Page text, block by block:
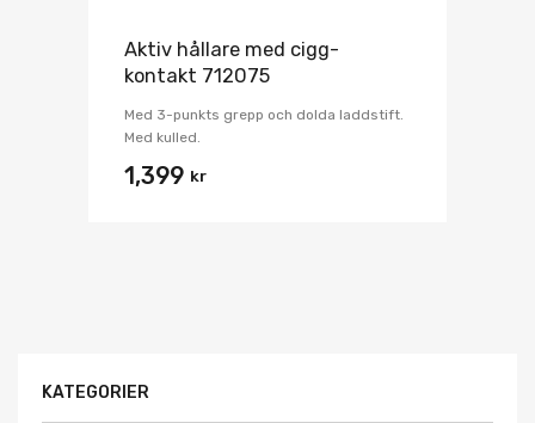
Aktiv hållare med cigg-
kontakt 712075
Med 3-punkts grepp och dolda laddstift.
Med kulled.
1,399 kr
KATEGORIER